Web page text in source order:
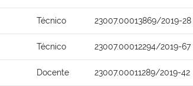
Técnico 23007.00013869/2019-28
Técnico 23007.00012294/2019-67
Docente 23007.00011289/2019-42